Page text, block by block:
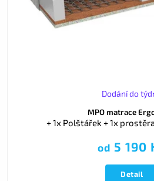
MPO matrace
+ 1x Polštářek + 1x
Dodání do
od 5 190
Detail